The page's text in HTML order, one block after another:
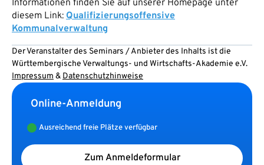
Informationen finden Sie auf unserer Homepage unter
diesem Link: Qualifizierungsoffensive
Kommunalverwaltung
Der Veranstalter des Seminars / Anbieter des Inhalts ist die
Württembergische Verwaltungs- und Wirtschafts-Akademie e.V.
Impressum & Datenschutzhinweise
Online-Anmeldung
Ausreichend freie Plätze verfügbar
Zum Anmeldeformular